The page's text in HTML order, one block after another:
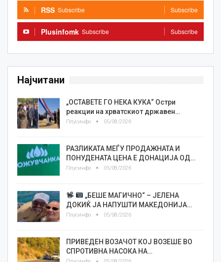
RSS Subscribe Subscribe
Plusinfomk Subscribe Subscribe
Најчитани
„ОСТАВЕТЕ ГО НЕКА КУКА“ Остри
реакции на хрватскиот државен…
Плусинфо 05/08/2026
РАЗЛИКАТА МЕЃУ ПРОДАЖНАТА И
ПОНУДЕНАТА ЦЕНА Е ДОНАЦИЈА ОД…
Плусинфо 05/08/2026
„БЕШЕ МАГИЧНО“ – ЈЕЛЕНА
ДОКИЌ ЈА НАПУШТИ МАКЕДОНИЈА…
Плусинфо 05/08/2026
ПРИВЕДЕН ВОЗАЧОТ КОЈ ВОЗЕШЕ ВО
СПРОТИВНА НАСОКА НА…